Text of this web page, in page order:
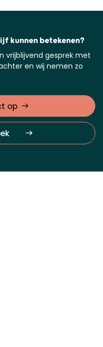
kunnen betekenen?
vrijblijvend gesprek met
en wij nemen zo
op